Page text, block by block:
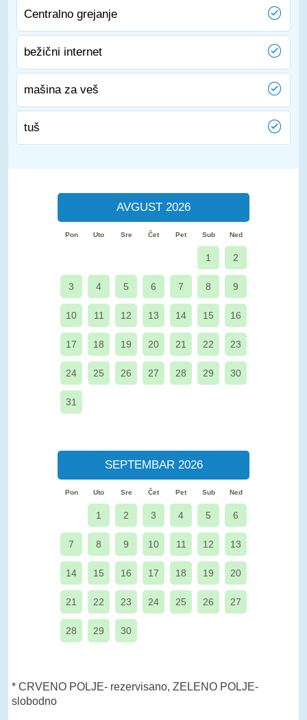
Centralno grejanje
bežični internet
mašina za veš
tuš
AVGUST 2026
Pon Uto Sre Čet Pet Sub Ned
1 2
3 4 5 6 7 8 9
10 11 12 13 14 15 16
17 18 19 20 21 22 23
24 25 26 27 28 29 30
31
SEPTEMBAR 2026
Pon Uto Sre Čet Pet Sub Ned
1 2 3 4 5 6
7 8 9 10 11 12 13
14 15 16 17 18 19 20
21 22 23 24 25 26 27
28 29 30
* CRVENO POLJE- rezervisano, ZELENO POLJE-
slobodno